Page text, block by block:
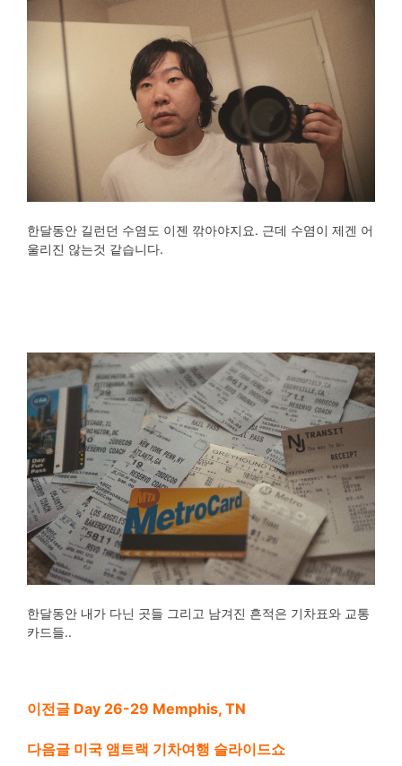
한달동안 길런던 수염도 이젠 깎아야지요. 근데 수염이 제겐 어
울리진 않는것 같습니다.
한달동안 내가 다닌 곳들 그리고 남겨진 흔적은 기차표와 교통
카드들..
이전글 Day 26-29 Memphis, TN
다음글 미국 앰트랙 기차여행 슬라이드쇼